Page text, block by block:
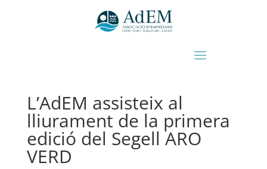
L’AdEM assisteix al
lliurament de la primera
edició del Segell ARO
VERD